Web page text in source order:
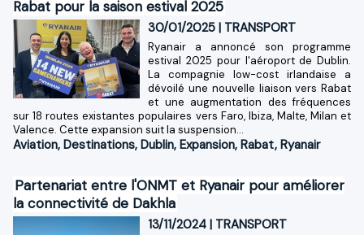
Rabat pour la saison estival 2025
30/01/2025 | TRANSPORT
Ryanair a annoncé son programme
estival 2025 pour l'aéroport de Dublin.
La compagnie low-cost irlandaise a
dévoilé une nouvelle liaison vers Rabat
et une augmentation des fréquences
sur 18 routes existantes populaires vers Faro, Ibiza, Malte, Milan et
Valence. Cette expansion suit la suspension...
Aviation, Destinations, Dublin, Expansion, Rabat, Ryanair
Partenariat entre l'ONMT et Ryanair pour améliorer
la connectivité de Dakhla
13/11/2024 | TRANSPORT